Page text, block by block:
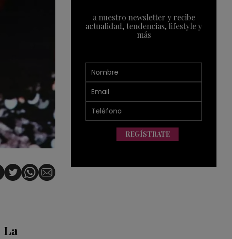
La
a nuestro newsletter y recibe
actualidad, tendencias, lifestyle y
más
REGÍSTRATE